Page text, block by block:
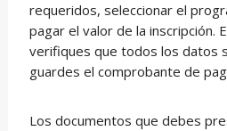
requeridos, seleccionar el
pagar el valor de la inscripción.
verifiques que todos los datos
guardes el comprobante de
Los documentos que debes